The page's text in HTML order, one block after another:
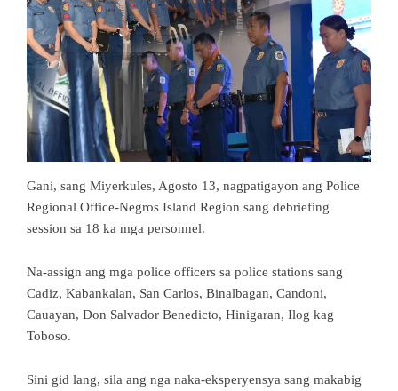
Gani, sang Miyerkules, Agosto 13, nagpatigayon ang Police
Regional Office-Negros Island Region sang debriefing
session sa 18 ka mga personnel.
Na-assign ang mga police officers sa police stations sang
Cadiz, Kabankalan, San Carlos, Binalbagan, Candoni,
Cauayan, Don Salvador Benedicto, Hinigaran, Ilog kag
Toboso.
Sini gid lang, sila ang nga naka-eksperyensya sang makabig